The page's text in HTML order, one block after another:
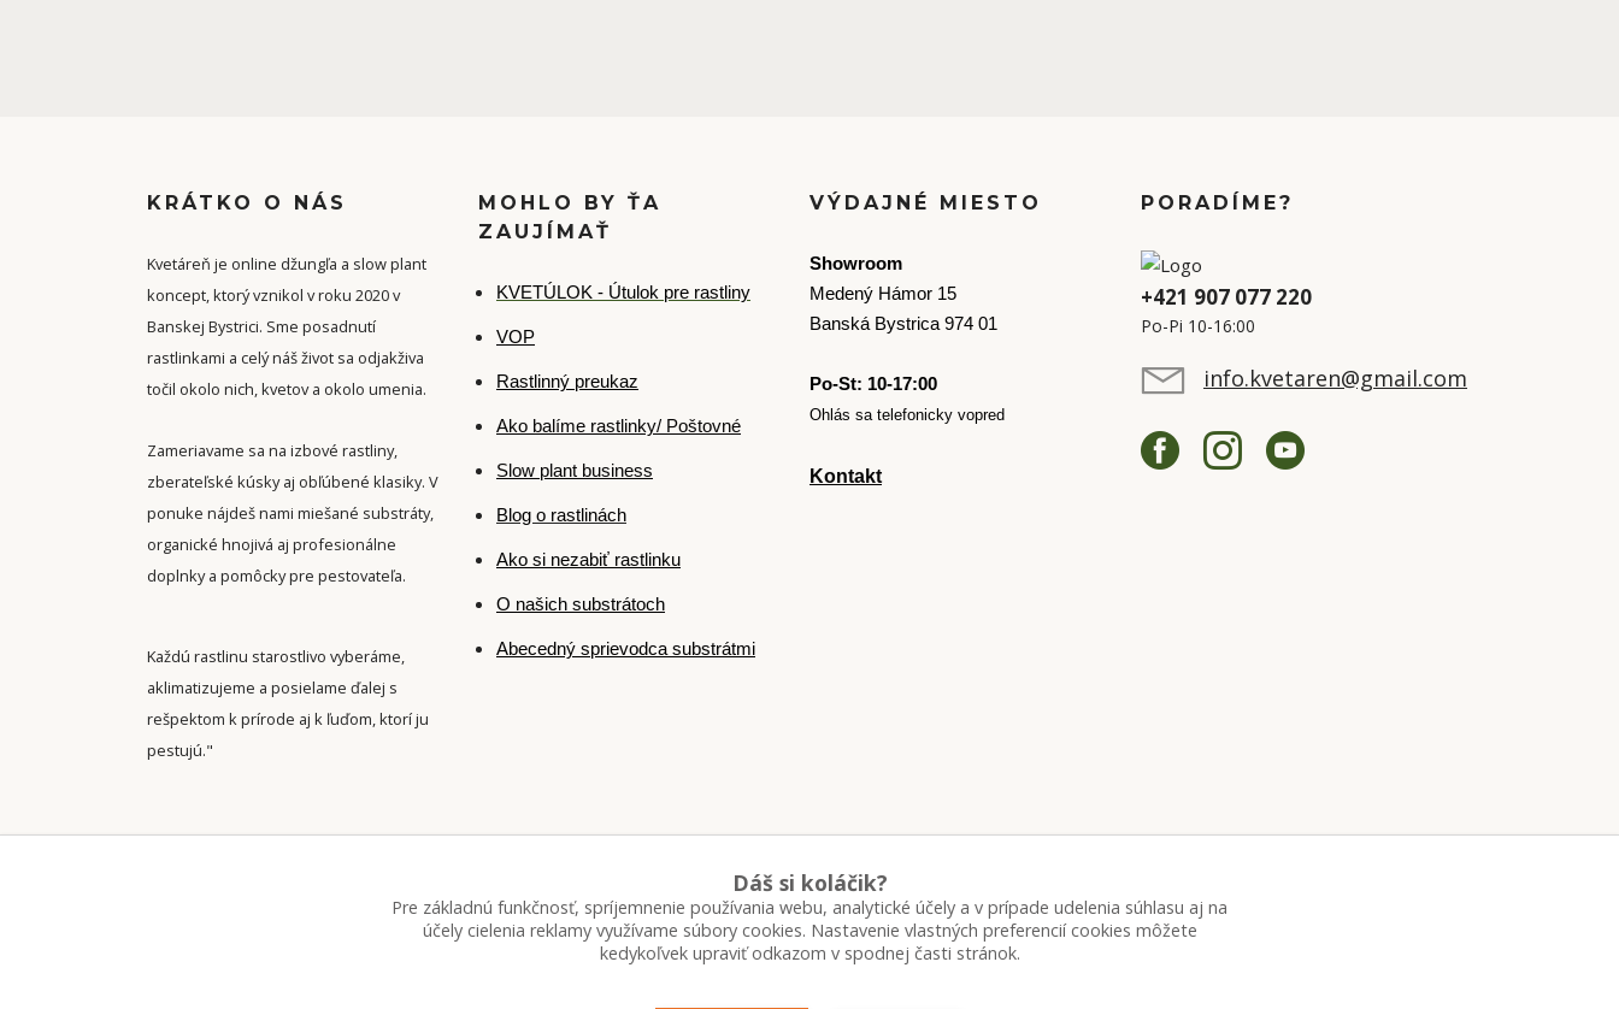
KRÁTKO O NÁS
Kvetáreň je online džungľa a slow plant
koncept, ktorý vznikol v roku 2020 v
Banskej Bystrici. Sme posadnutí
rastlinkami a celý náš život sa odjakživa
točil okolo nich, kvetov a okolo umenia.
Zameriavame sa na izbové rastliny,
zberateľské kúsky aj obľúbené klasiky. V
ponuke nájdeš nami miešané substráty,
organické hnojivá aj profesionálne
doplnky a pomôcky pre pestovateľa.
Každú rastlinu starostlivo vyberáme,
aklimatizujeme a posielame ďalej s
rešpektom k prírode aj k ľuďom, ktorí ju
pestujú."
MOHLO BY ŤA
ZAUJÍMAŤ
KVETÚLOK - Útulok pre rastliny
VOP
Rastlinný preukaz
Ako balíme rastlinky/ Poštovné
Slow plant business
Blog o rastlinách
Ako si nezabiť rastlinku
O našich substrátoch
Abecedný sprievodca substrátmi
VÝDAJNÉ MIESTO
Showroom
Medený Hámor 15
Banská Bystrica 974 01
Po-St: 10-17:00
Ohlás sa telefonicky vopred
Kontakt
PORADÍME?
+421 907 077 220
Po-Pi 10-16:00
info.kvetaren@gmail.com
Upravit sběr cookies.
Dáš si koláčik?
Pre základnú funkčnosť, spríjemnenie používania webu, analytické účely a v prípade udelenia súhlasu aj na
účely cielenia reklamy využívame súbory cookies. Nastavenie vlastných preferencií cookies môžete
kedykoľvek upraviť odkazom v spodnej časti stránok.